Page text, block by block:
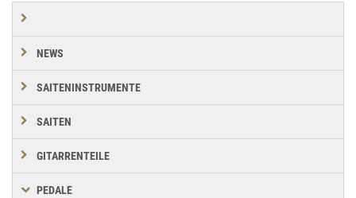
NEWS
SAITENINSTRUMENTE
SAITEN
GITARRENTEILE
PEDALE